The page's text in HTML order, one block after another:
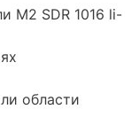
M2 SDR 1016 li-
области